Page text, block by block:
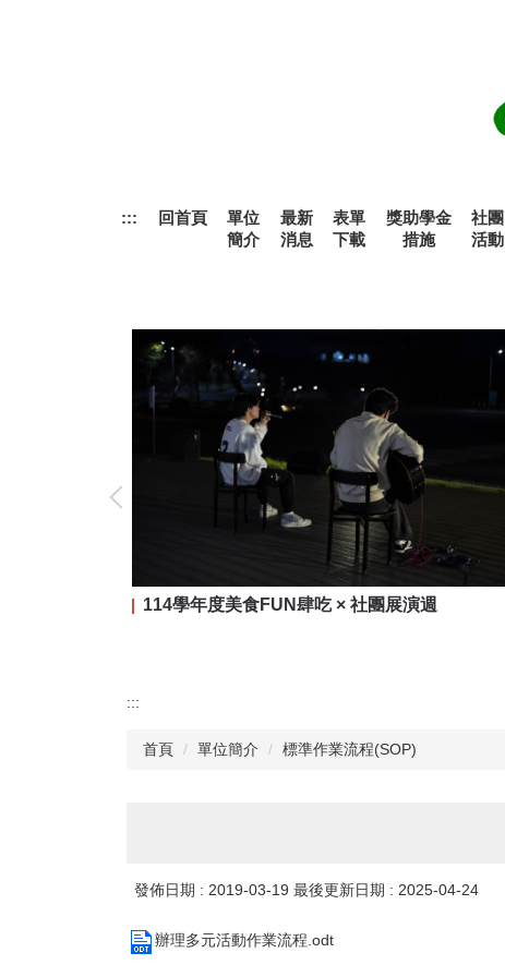
::: 回首頁
單位
簡介
最新
消息
表單
下載
獎助學金
措施
社團
活動
114學年度美食FUN肆吃 × 社團展演週
:::
首頁 單位簡介 標準作業流程(SOP)
發佈日期 : 2019-03-19 最後更新日期 : 2025-04-24
辦理多元活動作業流程.odt